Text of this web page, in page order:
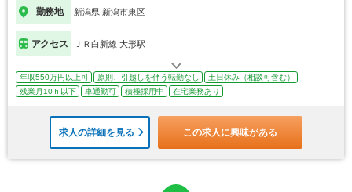
勤務地 新潟県 新潟市東区
アクセス ＪＲ白新線 大形駅
年収550万円以上可 原則、引越しを伴う転勤なし
土日休み（相談可含む）
残業月10ｈ以下
車通勤可 積極採用中 在宅業務あり
求人の詳細を見る この求人に興味がある